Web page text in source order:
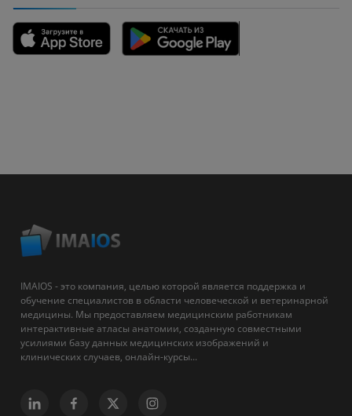
IMAIOS - это компания, целью которой является поддержка и
обучение специалистов в области человеческой и ветеринарной
медицины. Мы предоставляем медицинским работникам
интерактивные атласы анатомии, созданную совместными
усилиями базу данных медицинских изображений и
клинических случаев, онлайн-курсы...